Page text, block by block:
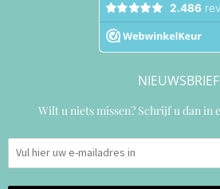
NIEUWSBRIEF
Wilt u niets missen? Schrijf u dan in